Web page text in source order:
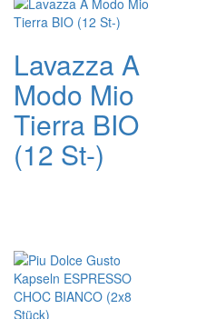
Lavazza A
Modo Mio
Tierra BIO
(12 St-)